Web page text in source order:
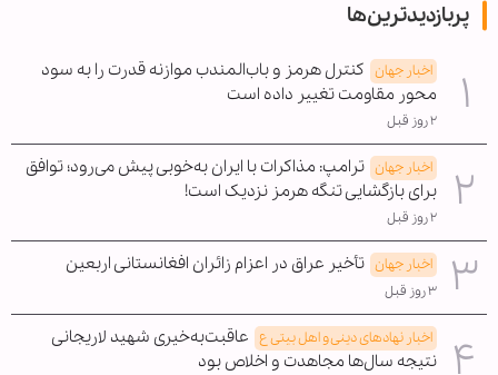
پربازدیدترین‌ها
اخبار جهان کنترل هرمز و باب‌المندب موازنه قدرت را به سود
محور مقاومت تغییر داده است
۲ روز قبل
اخبار جهان ترامپ: مذاکرات با ایران به‌خوبی پیش می‌رود؛ توافق
برای بازگشایی تنگه هرمز نزدیک است!
۲ روز قبل
اخبار جهان تأخیر عراق در اعزام زائران افغانستانی اربعین
۳ روز قبل
اخبار نهادهای دینی و اهل بیتی ع عاقبت‌به‌خیری شهید لاریجانی
نتیجه سال‌ها مجاهدت و اخلاص بود